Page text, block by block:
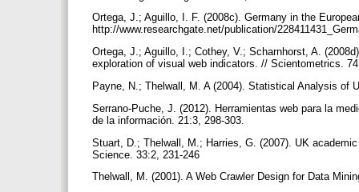
Ortega, J.; Aguillo, I. F. (2008c). Germany in the
http://www.researchgate.net/publication/
Ortega, J.; Aguillo, I.; Cothey, V.; Scharnhorst, A.
exploration of visual web indicators. // Scientometrics.
Payne, N.; Thelwall, M. A (2004). Statistical Analysis of
Serrano-Puche, J. (2012). Herramientas web para la
de la información. 21:3, 298-303.
Stuart, D.; Thelwall, M.; Harries, G. (2007). UK
Science. 33:2, 231-246
Thelwall, M. (2001). A Web Crawler Design for Data